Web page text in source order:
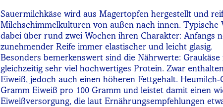
Sauermilchkäse wird aus Magertopfen hergestellt und
Milchschimmelkulturen von außen nach innen. Typische
dabei über rund zwei Wochen ihren Charakter: Anfangs
zunehmender Reife immer elastischer und leicht glasig.
Besonders bemerkenswert sind die Nährwerte:
gleichzeitig sehr viel hochwertiges Protein. Zwar
Eiweiß, jedoch auch einen höheren Fettgehalt.
Gramm Eiweiß pro 100 Gramm und leistet damit einen
Eiweißversorgung, die laut Ernährungsempfehlungen